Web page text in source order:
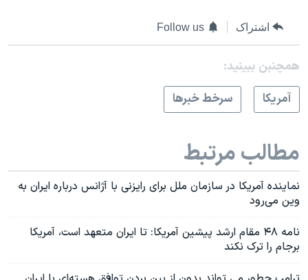
اشتراک Follow us
همچنبن ببینید:
آمريکا
سرخط خبرها
مطالب مرتبط
نماینده آمریکا در سازمان ملل برای رایزنی با آژانس درباره ایران به
وین می‌رود
نامه ۴۸ مقام ارشد پیشین آمریکا: تا ایران متعهد است، آمریکا
برجام را ترک نکند